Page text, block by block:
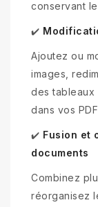
conservant
✔️
Ajoutez ou
images,
des tableaux
dans vos
✔️ Fusion et
documents
Combinez
réorganisez